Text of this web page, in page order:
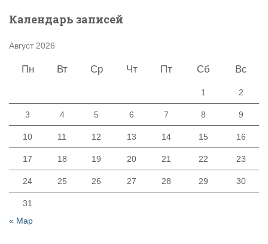
Календарь записей
Август 2026
Пн Вт Ср Чт Пт Сб Вс
1 2
3 4 5 6 7 8 9
10 11 12 13 14 15 16
17 18 19 20 21 22 23
24 25 26 27 28 29 30
31
« Мар